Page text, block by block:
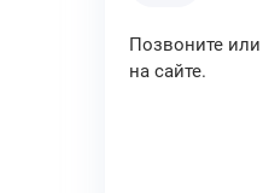
Позвоните или
на сайте.